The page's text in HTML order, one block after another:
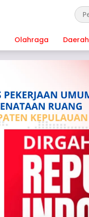
Olahraga Daerah